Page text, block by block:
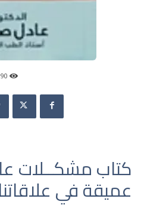
90
كتاب مشكــلات
عميقة في